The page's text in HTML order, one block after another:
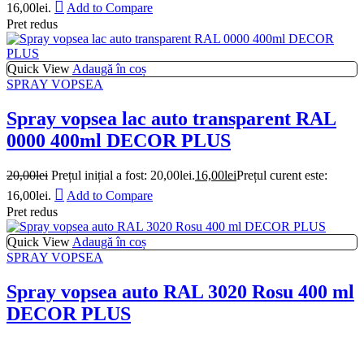
16,00lei.
Add to Compare
Pret redus
Quick View Adaugă în coș
SPRAY VOPSEA
Spray vopsea lac auto transparent RAL
0000 400ml DECOR PLUS
20,00lei Prețul inițial a fost: 20,00lei.16,00leiPrețul curent este:
16,00lei.
Add to Compare
Pret redus
Quick View Adaugă în coș
SPRAY VOPSEA
Spray vopsea auto RAL 3020 Rosu 400 ml
DECOR PLUS